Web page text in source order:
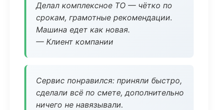
Делал комплексное ТО — чётко по
срокам, грамотные рекомендации.
Машина едет как новая.
— Клиент компании
Сервис понравился: приняли быстро,
сделали всё по смете, дополнительно
ничего не навязывали.